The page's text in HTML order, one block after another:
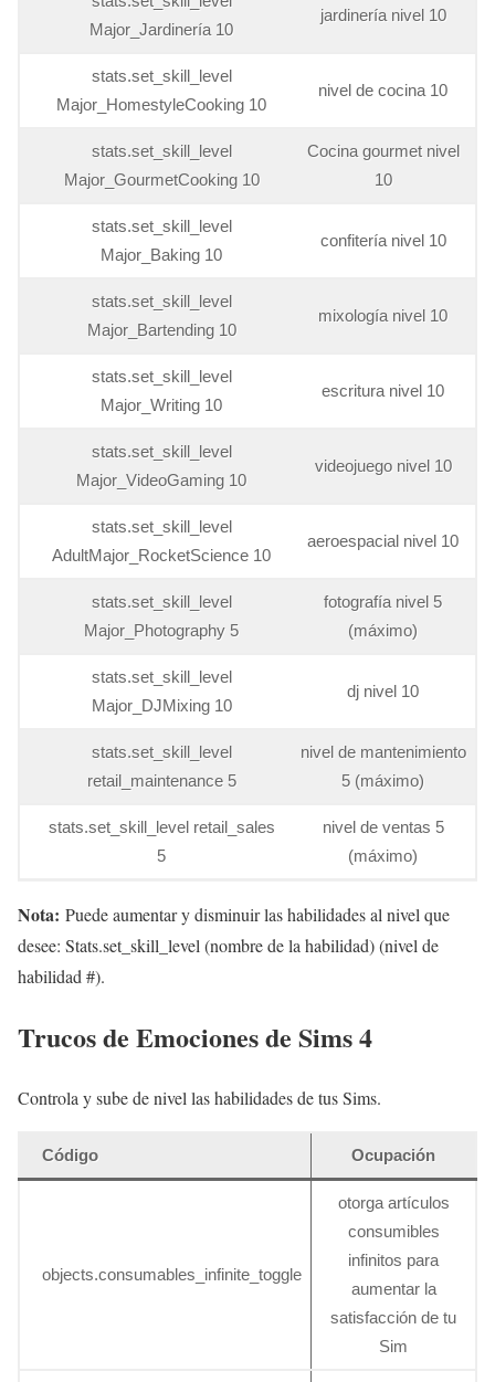
Major_Jardinería 10
jardinería nivel 10
stats.set_skill_level
Major_HomestyleCooking 10
nivel de cocina 10
stats.set_skill_level
Major_GourmetCooking 10
Cocina gourmet nivel
10
stats.set_skill_level
Major_Baking 10
confitería nivel 10
stats.set_skill_level
Major_Bartending 10
mixología nivel 10
stats.set_skill_level
Major_Writing 10
escritura nivel 10
stats.set_skill_level
Major_VideoGaming 10
videojuego nivel 10
stats.set_skill_level
AdultMajor_RocketScience 10
aeroespacial nivel 10
stats.set_skill_level
Major_Photography 5
fotografía nivel 5
(máximo)
stats.set_skill_level
Major_DJMixing 10
dj nivel 10
stats.set_skill_level
retail_maintenance 5
nivel de mantenimiento
5 (máximo)
stats.set_skill_level retail_sales
5
nivel de ventas 5
(máximo)
Nota: Puede aumentar y disminuir las habilidades al nivel que
desee: Stats.set_skill_level (nombre de la habilidad) (nivel de
habilidad #).
Trucos de Emociones de Sims 4
Controla y sube de nivel las habilidades de tus Sims.
Código Ocupación
objects.consumables_infinite_toggle
otorga artículos
consumibles
infinitos para
aumentar la
satisfacción de tu
Sim